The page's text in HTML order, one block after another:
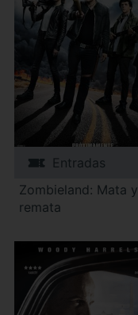
Entradas
Zombieland: Mata y
remata